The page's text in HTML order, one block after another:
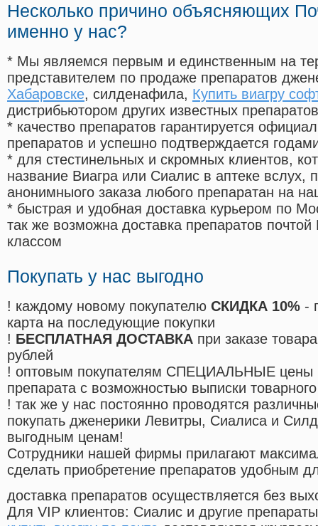
Несколько причино объясняющих
именно у нас?
* Мы являемся первым и единственным на
представителем по продаже препаратов
Хабаровске, силденафила, Купить виагру
дистрибьютором других известных препаратов
* качество препаратов гарантируется
препаратов и успешно подтверждается
* для стестинельных и скромных клиентов,
название Виагра или Сиалис в аптеке вслух,
анонимныого заказа любого препаратан на
* быстрая и удобная доставка курьером по
так же возможна доставка препаратов
классом
Покупать у нас выгодно
! каждому новому покупателю СКИДКА 10% -
карта на последующие покупки
! БЕСПЛАТНАЯ ДОСТАВКА при заказе
рублей
! оптовым покупателям СПЕЦИАЛЬНЫЕ цены
препарата с возможностью выписки
! так же у нас постоянно проводятся
покупать дженерики Левитры, Сиалиса и
выгодным ценам!
Cотрудники нашей фирмы прилагают
сделать приобретение препаратов удобным
доставка препаратов осуществляется без
Для VIP клиентов: Сиалис и другие